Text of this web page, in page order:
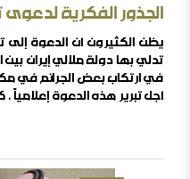
الجذور الفكرية لدعوى
يظن الكثيرون أن الدعوة
تدلي بها دولة ملالي إيران
في ارتكاب بعض الجرائم في
أجل تبرير هذه الدعوة
الكتاب العرب أو المسلمين